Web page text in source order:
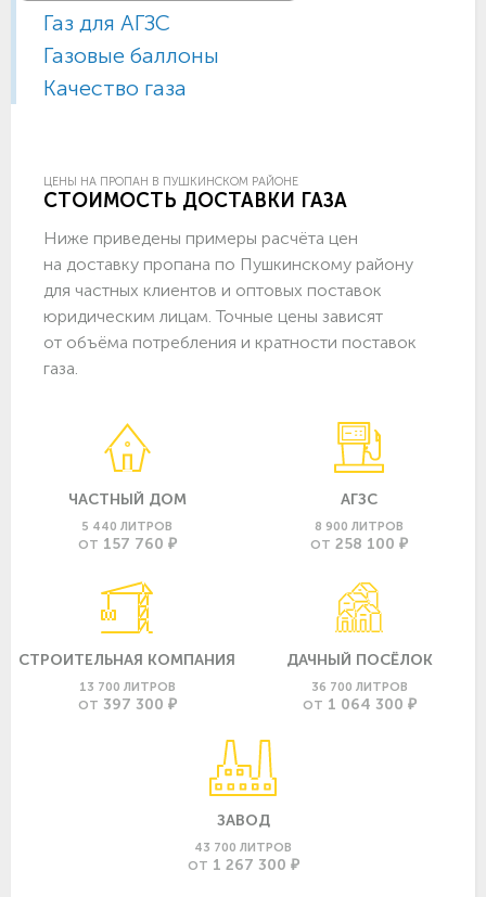
Газ для АГЗС
Газовые баллоны
Качество газа
ЦЕНЫ НА ПРОПАН В ПУШКИНСКОМ РАЙОНЕ
СТОИМОСТЬ ДОСТАВКИ ГАЗА
Ниже приведены примеры расчёта цен
на доставку пропана по Пушкинскому району
для частных клиентов и оптовых поставок
юридическим лицам. Точные цены зависят
от объёма потребления и кратности поставок
газа.
ЧАСТНЫЙ ДОМ
5 440 ЛИТРОВ
ОТ 157 760 ₽
АГЗС
8 900 ЛИТРОВ
ОТ 258 100 ₽
СТРОИТЕЛЬНАЯ КОМПАНИЯ
13 700 ЛИТРОВ
ОТ 397 300 ₽
ДАЧНЫЙ ПОСЁЛОК
36 700 ЛИТРОВ
ОТ 1 064 300 ₽
ЗАВОД
43 700 ЛИТРОВ
ОТ 1 267 300 ₽